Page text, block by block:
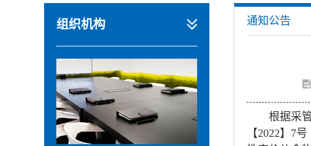
组织机构 通知公告
根据采
【2022】7